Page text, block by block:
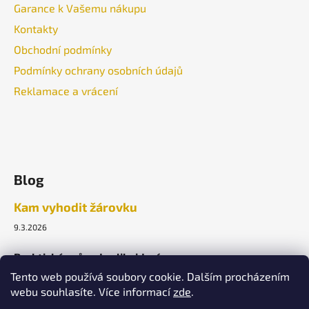
Tento web používá soubory cookie. Dalším procházením
webu souhlasíte. Více informacízde.
Garance k Vašemu nákupu
Kontakty
Obchodní podmínky
Podmínky ochrany osobních údajů
Reklamace a vrácení
Blog
Kam vyhodit žárovku
9.3.2026
Praktický průvodce likvidací.
ARCHIV